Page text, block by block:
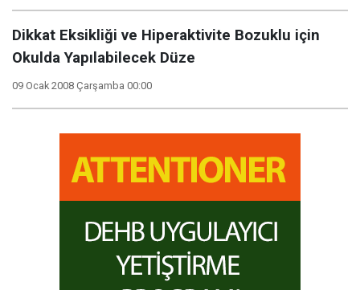
Dikkat Eksikliği ve Hiperaktivite Bozuklu için
Okulda Yapılabilecek Düze
09 Ocak 2008 Çarşamba 00:00